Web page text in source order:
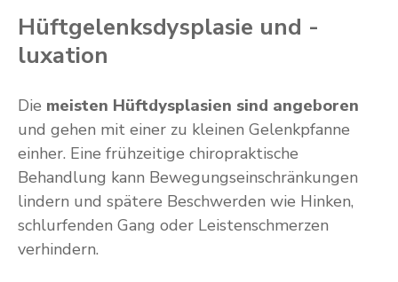
Hüftgelenksdysplasie und -
luxation
Die meisten Hüftdysplasien sind angeboren
und gehen mit einer zu kleinen Gelenkpfanne
einher. Eine frühzeitige chiropraktische
Behandlung kann Bewegungseinschränkungen
lindern und spätere Beschwerden wie Hinken,
schlurfenden Gang oder Leistenschmerzen
verhindern.